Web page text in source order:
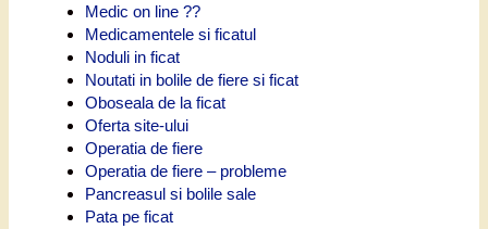
Medic on line ??
Medicamentele si ficatul
Noduli in ficat
Noutati in bolile de fiere si ficat
Oboseala de la ficat
Oferta site-ului
Operatia de fiere
Operatia de fiere – probleme
Pancreasul si bolile sale
Pata pe ficat